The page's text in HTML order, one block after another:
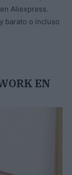
Aliexpress.
barato o incluso
EN